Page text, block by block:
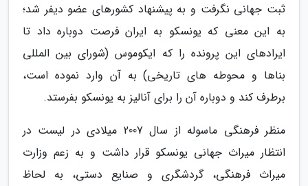
ثبت جهانی نگرفت و به پیشنهاد کشورهای عضو دیفر شد؛
به این معنی که یونسکو به ایران فرصت دوباره داد تا
ایرادهای این پرونده را که ایکوموس (شورای بین المللی
بناها و محوطه های تاریخی) به آن وارد نموده است،
برطرف کند و دوباره آن را برای آنالیز به یونسکو بفرستد.
منظر فرهنگی ماسوله از سال 2007 میلادی در لیست در
انتظار میراث جهانی یونسکو قرار داشت و به زعم وزارت
میراث فرهنگی، گردشگری و صنایع دستی، به لحاظ